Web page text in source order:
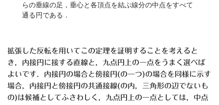
らの垂線の足，垂心と各頂点を結ぶ線分の中点をすべて
通る円である．
拡張した反転を用いてこの定理を証明することを考えると
き，内接円に接する直線と，九点円上の一点をうまく選べば
よいです．内接円の場合と傍接円(の一つ)の場合を同様に示す
場合，内接円と傍接円の共通接線(の内，三角形の辺でないも
の)は候補としてふさわしく，九点円上の一点としては，中点